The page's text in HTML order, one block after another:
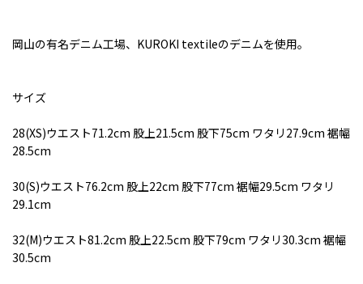
岡山の有名デニム工場、KUROKI textileのデニムを使用。
サイズ
28(XS)ウエスト71.2cm 股上21.5cm 股下75cm ワタリ27.9cm 裾幅
28.5cm
30(S)ウエスト76.2cm 股上22cm 股下77cm 裾幅29.5cm ワタリ
29.1cm
32(M)ウエスト81.2cm 股上22.5cm 股下79cm ワタリ30.3cm 裾幅
30.5cm